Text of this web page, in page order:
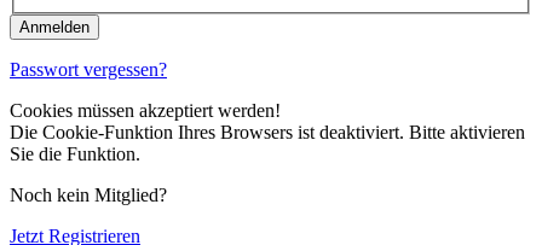
Passwort vergessen?
Cookies müssen akzeptiert werden!
Die Cookie-Funktion Ihres Browsers ist deaktiviert. Bitte aktivieren
Sie die Funktion.
Noch kein Mitglied?
Jetzt Registrieren